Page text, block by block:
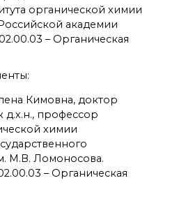
органической химии
академии
– Органическая
Кимовна, доктор
д.х.н., профессор
химии
М.В. Ломоносова.
– Органическая